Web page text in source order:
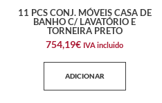
11 PCS CONJ. MÓVEIS CASA DE
BANHO C/ LAVATÓRIO E
TORNEIRA PRETO
754,19€ IVA incluido
ADICIONAR